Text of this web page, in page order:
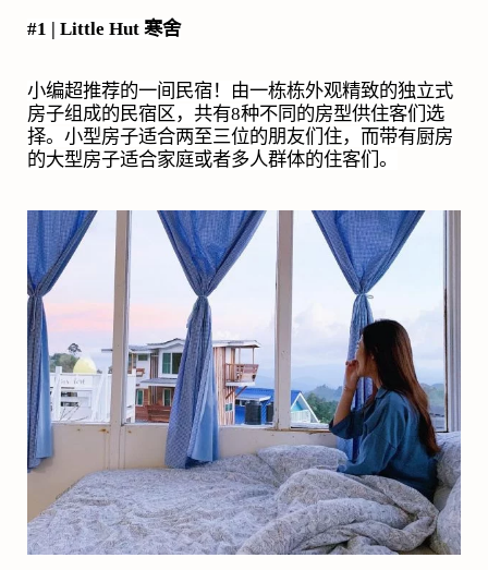
#1 | Little Hut 寒舍
小编超推荐的一间民宿！由一栋栋外观精致的独立式
房子组成的民宿区，共有8种不同的房型供住客们选
择。小型房子适合两至三位的朋友们住，而带有厨房
的大型房子适合家庭或者多人群体的住客们。